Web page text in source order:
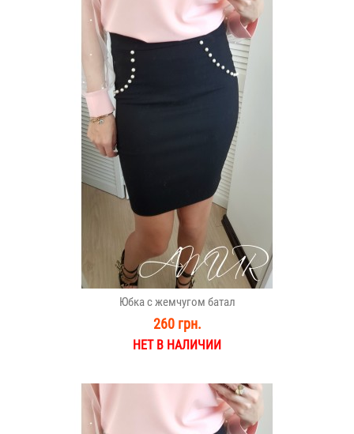
Юбка с жемчугом батал
260 грн.
НЕТ В НАЛИЧИИ